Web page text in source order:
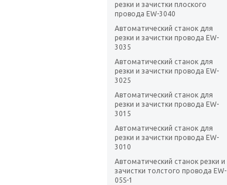
резки и зачистки плоского
провода EW-3040
Автоматический станок для
резки и зачистки провода EW-
3035
Автоматический станок для
резки и зачистки провода EW-
3025
Автоматический станок для
резки и зачистки провода EW-
3015
Автоматический станок для
резки и зачистки провода EW-
3010
Автоматический станок резки и
зачистки толстого провода EW-
05S-1